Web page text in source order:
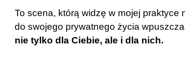
To scena, którą widzę w mojej praktyce
do swojego prywatnego życia
nie tylko dla Ciebie, ale i dla nich.